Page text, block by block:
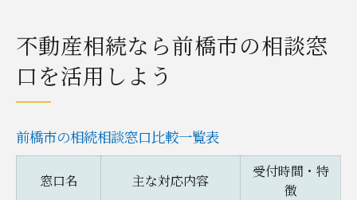
不動産相続なら前橋市の相談窓
口を活用しよう
前橋市の相続相談窓口比較一覧表
窓口名 主な対応内容
受付時間・特
徴